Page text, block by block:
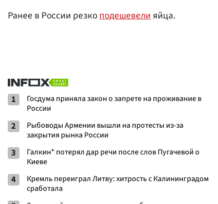
Ранее в России резкоподешевелияйца.
1
Госдума приняла закон о запрете на проживание в
России
2
Рыбоводы Армении вышли на протесты из-за
закрытия рынка России
3
Галкин* потерял дар речи после слов Пугачевой о
Киеве
4
Кремль переиграл Литву: хитрость с Калининградом
сработала